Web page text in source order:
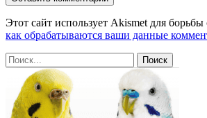
Этот сайт использует Akismet для
как обрабатываются ваши данные